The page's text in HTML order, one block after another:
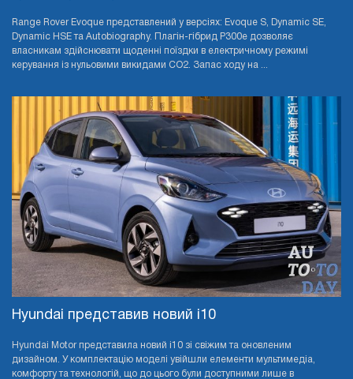
Range Rover Evoque представлений у версіях: Evoque S, Dynamic SE,
Dynamic HSE та Autobiography. Плагін-гібрид P300e дозволяє
власникам здійснювати щоденні поїздки в електричному режимі
керування із нульовими викидами CO2. Запас ходу на ...
Hyundai представив новий i10
Hyundai Motor представила новий i10 зі свіжим та оновленим
дизайном. У комплектацію моделі увійшли елементи мультимедіа,
комфорту та технологій, що до цього були доступними лише в